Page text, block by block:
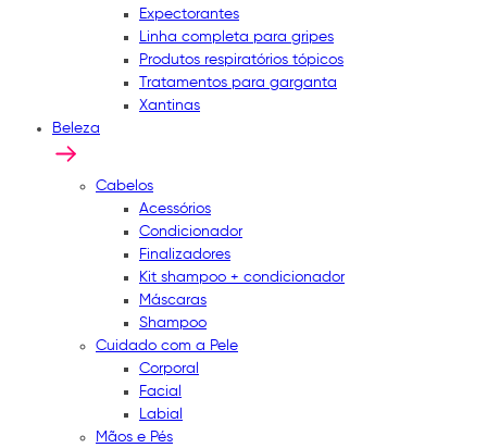
Expectorantes
Linha completa para gripes
Produtos respiratórios tópicos
Tratamentos para garganta
Xantinas
Beleza
Cabelos
Acessórios
Condicionador
Finalizadores
Kit shampoo + condicionador
Máscaras
Shampoo
Cuidado com a Pele
Corporal
Facial
Labial
Mãos e Pés